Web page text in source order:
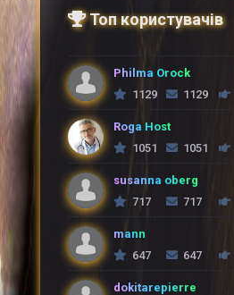
Топ користувачів
Philma Orock
1129
1129
Roga Host
1051
1051
susanna oberg
717
717
mann
647
647
dokitarepierre